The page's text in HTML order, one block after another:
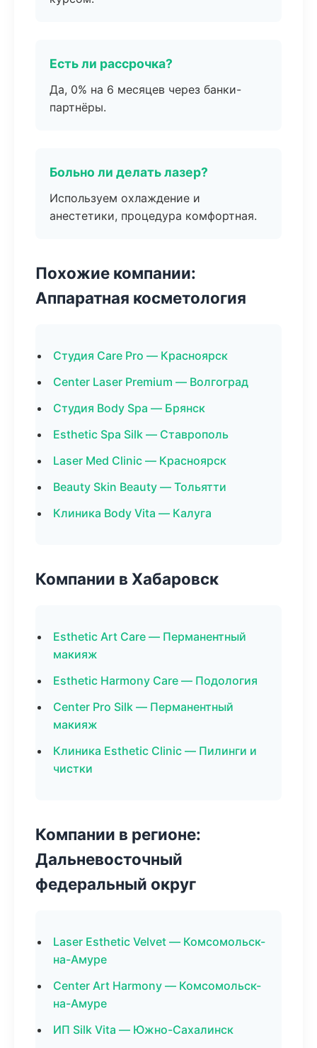
Есть ли рассрочка?
Да, 0% на 6 месяцев через банки-
партнёры.
Больно ли делать лазер?
Используем охлаждение и
анестетики, процедура комфортная.
Похожие компании:
Аппаратная косметология
Студия Care Pro — Красноярск
Center Laser Premium — Волгоград
Студия Body Spa — Брянск
Esthetic Spa Silk — Ставрополь
Laser Med Clinic — Красноярск
Beauty Skin Beauty — Тольятти
Клиника Body Vita — Калуга
Компании в Хабаровск
Esthetic Art Care — Перманентный
макияж
Esthetic Harmony Care — Подология
Center Pro Silk — Перманентный
макияж
Клиника Esthetic Clinic — Пилинги и
чистки
Компании в регионе:
Дальневосточный
федеральный округ
Laser Esthetic Velvet — Комсомольск-
на-Амуре
Center Art Harmony — Комсомольск-
на-Амуре
ИП Silk Vita — Южно-Сахалинск